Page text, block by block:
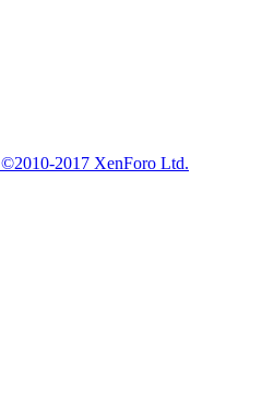
©2010-2017 XenForo Ltd.